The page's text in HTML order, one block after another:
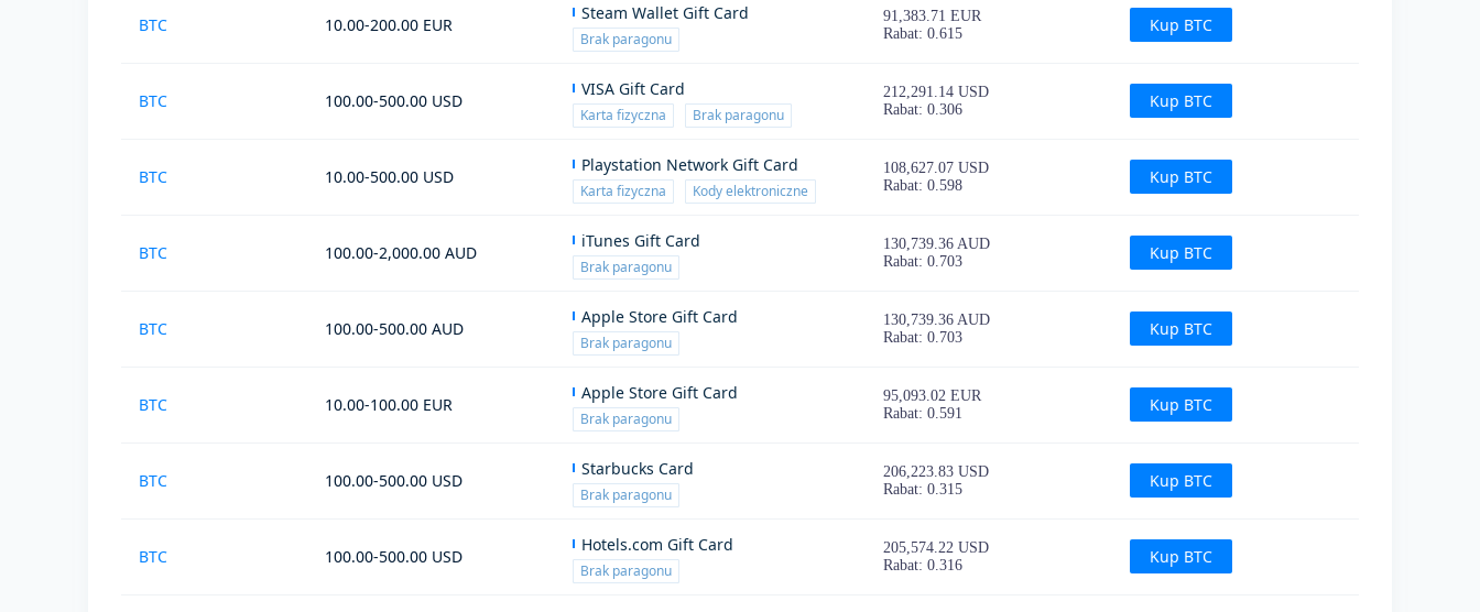
BTC 10.00-200.00 EUR
Steam Wallet Gift Card
Brak paragonu
91,383.71 EUR
Rabat: 0.615
Kup BTC
BTC 100.00-500.00 USD
VISA Gift Card
Karta fizyczna Brak paragonu
212,291.14 USD
Rabat: 0.306
Kup BTC
BTC 10.00-500.00 USD
Playstation Network Gift Card
Karta fizyczna Kody elektroniczne
108,627.07 USD
Rabat: 0.598
Kup BTC
BTC 100.00-2,000.00 AUD
iTunes Gift Card
Brak paragonu
130,739.36 AUD
Rabat: 0.703
Kup BTC
BTC 100.00-500.00 AUD
Apple Store Gift Card
Brak paragonu
130,739.36 AUD
Rabat: 0.703
Kup BTC
BTC 10.00-100.00 EUR
Apple Store Gift Card
Brak paragonu
95,093.02 EUR
Rabat: 0.591
Kup BTC
BTC 100.00-500.00 USD
Starbucks Card
Brak paragonu
206,223.83 USD
Rabat: 0.315
Kup BTC
BTC 100.00-500.00 USD
Hotels.com Gift Card
Brak paragonu
205,574.22 USD
Rabat: 0.316
Kup BTC